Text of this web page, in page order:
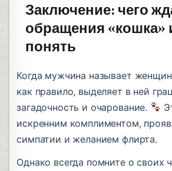
Заключение: чего
обращения «кошка»
понять
Когда мужчина называет
как правило, выделяет в ней
загадочность и очарование.
искренним комплиментом,
симпатии и желанием флирта.
Однако всегда помните о своих